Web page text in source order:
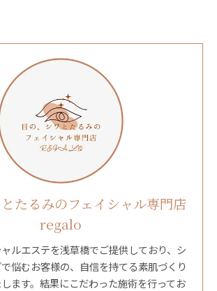
たるみのフェイシャル専門店
regalo
ャルエステを浅草橋でご提供しており、シ
悩むお客様の、自信を持てる素肌づくり
ます。結果にこだわった施術を行ってお